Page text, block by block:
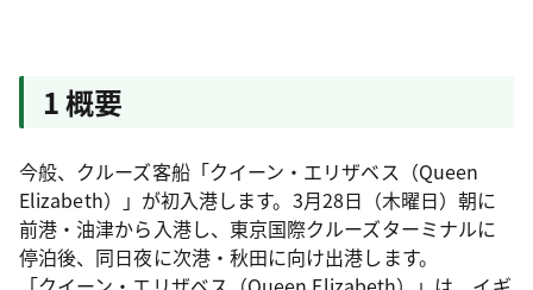
1 概要
今般、クルーズ客船「クイーン・エリザベス（Queen
Elizabeth）」が初入港します。3月28日（木曜日）朝に
前港・油津から入港し、東京国際クルーズターミナルに
停泊後、同日夜に次港・秋田に向け出港します。